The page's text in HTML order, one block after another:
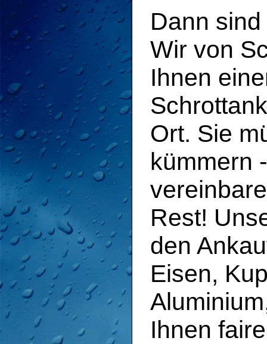
Dann
Wir von
Ihnen
Ort. Sie
kümmern
Rest!
den
Eisen,
Ihnen